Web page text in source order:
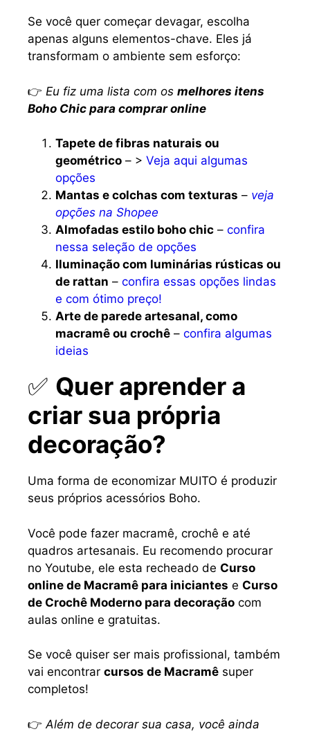
Se você quer começar devagar, escolha
apenas alguns elementos-chave. Eles já
transformam o ambiente sem esforço:
👉 Eu fiz uma lista com os melhores itens
Boho Chic para comprar online
Tapete de fibras naturais ou
geométrico – > Veja aqui algumas
opções
Mantas e colchas com texturas – veja
opções na Shopee
Almofadas estilo boho chic – confira
nessa seleção de opções
Iluminação com luminárias rústicas ou
de rattan – confira essas opções lindas
e com ótimo preço!
Arte de parede artesanal, como
macramê ou crochê – confira algumas
ideias
✅ Quer aprender a
criar sua própria
decoração?
Uma forma de economizar MUITO é produzir
seus próprios acessórios Boho.
Você pode fazer macramê, crochê e até
quadros artesanais. Eu recomendo procurar
no Youtube, ele esta recheado de Curso
online de Macramê para iniciantes e Curso
de Crochê Moderno para decoração com
aulas online e gratuitas.
Se você quiser ser mais profissional, também
vai encontrar cursos de Macramê super
completos!
👉 Além de decorar sua casa, você ainda